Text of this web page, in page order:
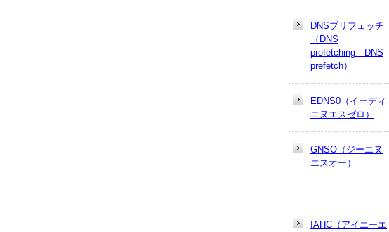
DNSプリフェッチ
（DNS
prefetching、DNS
prefetch）
EDNS0（イーディ
エヌエスゼロ）
GNSO（ジーエヌ
エスオー）
IAHC（アイエーエ